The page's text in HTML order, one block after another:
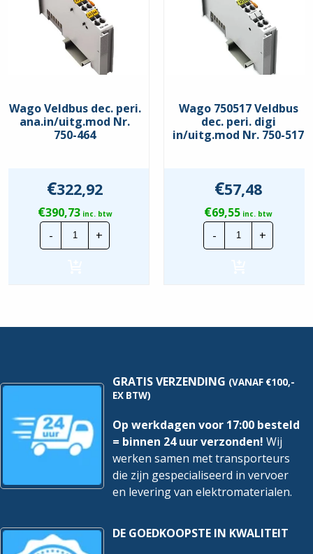
Wago Veldbus dec. peri.
ana.in/uitg.mod Nr.
750-464
€322,92
€390,73inc. btw
-
Wago
Veldbus
dec.
+
Wago 750517 Veldbus
dec. peri. digi
in/uitg.mod Nr. 750-517
€57,48
€69,55 inc. btw
-
Wago
750517
Veldbus
517
+
GRATIS VERZENDING (VANAF €100,-
EX BTW)
Op werkdagen voor 17:00 besteld
= binnen 24 uur verzonden! Wij
werken samen met transporteurs
die zijn gespecialiseerd in vervoer
en levering van elektromaterialen.
DE GOEDKOOPSTE IN KWALITEIT